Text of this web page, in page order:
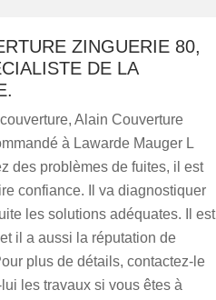
ZINGUERIE 80,
DE LA
Alain Couverture
à Lawarde Mauger L
des problèmes de fuites, il est
confiance. Il va diagnostiquer
les solutions adéquates. Il est
il a aussi la réputation de
plus de détails, contactez-le
les travaux si vous êtes à